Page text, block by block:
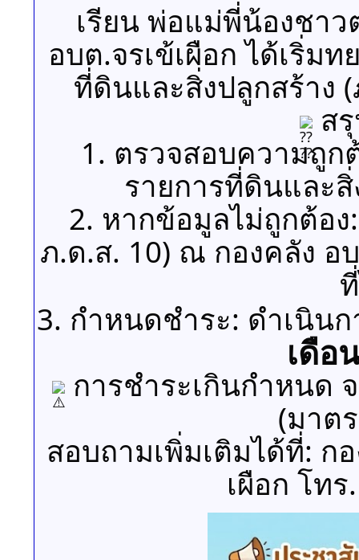
เรียน พ่อแม่พี่น้องชา
อบต.จรเข้เผือก ได้เริ่ม
ที่ดินและสิ่งปลูกสร้าง
ส
1. ตรวจสอบความถู
รายการที่ดินและ
2. หากข้อมูลไม่ถูกต้อ
ภ.ด.ส. 10) ณ กองคลัง อ
3. กำหนดชำระ: ดำเนิน
เดือ
การชำระเกินกำหนด
(มาต
สอบถามเพิ่มเติมได้ที่: ก
เผือก โท